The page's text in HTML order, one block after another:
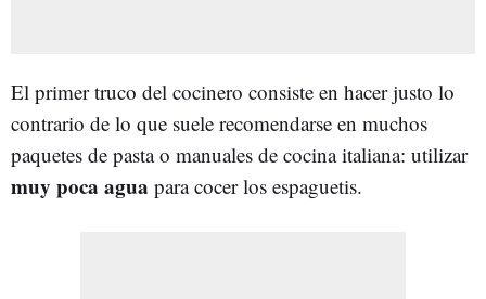
El primer truco del cocinero consiste en hacer justo lo
contrario de lo que suele recomendarse en muchos
paquetes de pasta o manuales de cocina italiana: utilizar
muy poca agua para cocer los espaguetis.